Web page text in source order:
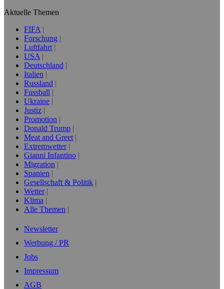
Aktuelle Themen
FIFA
Forschung
Luftfahrt
USA
Deutschland
Italien
Russland
Fussball
Ukraine
Justiz
Promotion
Donald Trump
Meat and Greet
Extremwetter
Gianni Infantino
Migration
Spanien
Gesellschaft & Politik
Wetter
Klima
Alle Themen
Newsletter
Werbung / PR
Jobs
Impressum
AGB